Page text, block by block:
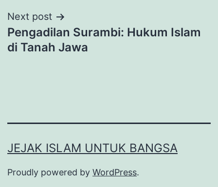
Next post
Pengadilan Surambi: Hukum Islam
di Tanah Jawa
JEJAK ISLAM UNTUK BANGSA
Proudly powered by WordPress.